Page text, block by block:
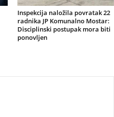
Inspekcija naložila povratak 22
radnika JP Komunalno Mostar:
Disciplinski postupak mora biti
ponovljen